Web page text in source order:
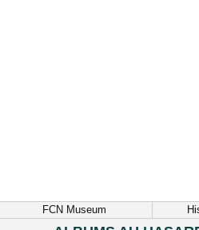
FCN Museum